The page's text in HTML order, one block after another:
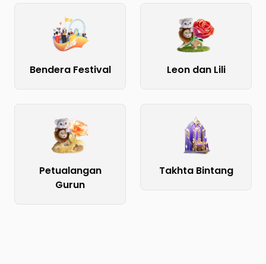
Bendera Festival Leon dan Lili
Petualangan
Gurun
Takhta Bintang